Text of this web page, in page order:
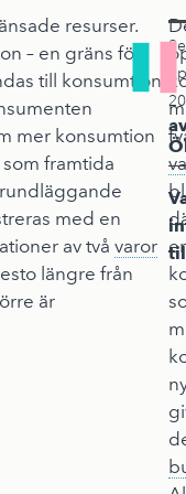
resurser.
– en gräns för
till konsumtion.
mer konsumtion
framtida
med en
av två varor
längre från
är